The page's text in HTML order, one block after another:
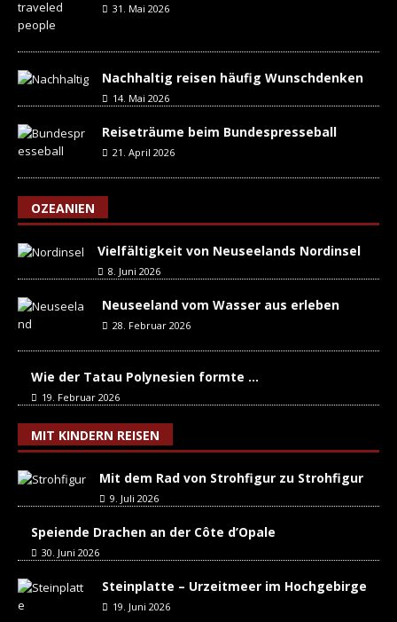
31. Mai 2026
Nachhaltig reisen häufig Wunschdenken
14. Mai 2026
Reiseträume beim Bundespresseball
21. April 2026
OZEANIEN
Vielfältigkeit von Neuseelands Nordinsel
8. Juni 2026
Neuseeland vom Wasser aus erleben
28. Februar 2026
Wie der Tatau Polynesien formte …
19. Februar 2026
MIT KINDERN REISEN
Mit dem Rad von Strohfigur zu Strohfigur
9. Juli 2026
Speiende Drachen an der Côte d’Opale
30. Juni 2026
Steinplatte – Urzeitmeer im Hochgebirge
19. Juni 2026